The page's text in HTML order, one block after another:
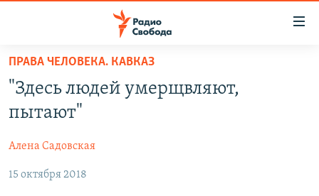
упрощенного
доступа
основному
Вернутся
ПРОГРАММЫ
ПОДКАСТЫ
ЦИТАТЫ СВОБОДЫ
МНЕНИЯ
ПРАВА ЧЕЛОВЕКА. КАВКАЗ
"Здесь людей умерщвляют,
пытают"
Алена Садовская
15 октября 2018